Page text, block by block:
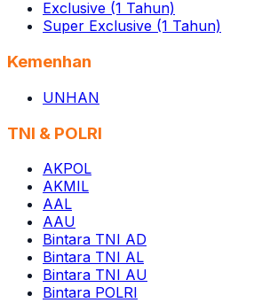
Exclusive (1 Tahun)
Super Exclusive (1 Tahun)
Kemenhan
UNHAN
TNI & POLRI
AKPOL
AKMIL
AAL
AAU
Bintara TNI AD
Bintara TNI AL
Bintara TNI AU
Bintara POLRI